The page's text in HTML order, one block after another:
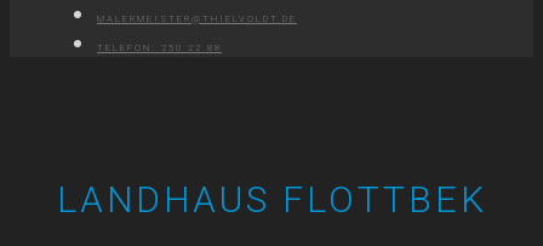
MALERMEISTER@THIELVOLDT.DE
TELEFON: 250 22 88
LANDHAUS FLOTTBEK